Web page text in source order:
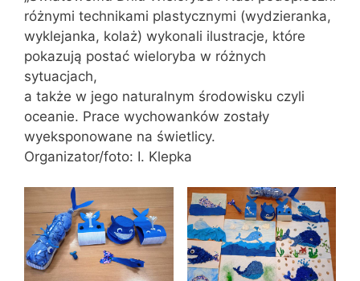
różnymi technikami plastycznymi (wydzieranka,
wyklejanka, kolaż) wykonali ilustracje, które
pokazują postać wieloryba w różnych
sytuacjach,
a także w jego naturalnym środowisku czyli
oceanie. Prace wychowanków zostały
wyeksponowane na świetlicy.
Organizator/foto: I. Klepka